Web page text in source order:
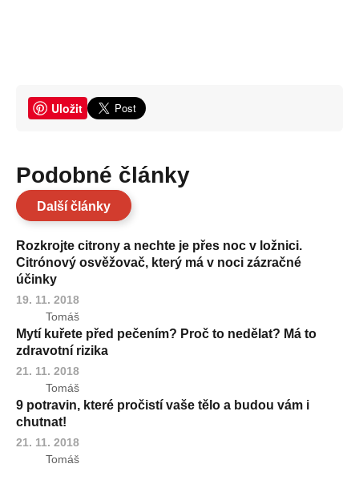
Uložit
Podobné články
Další články
Rozkrojte citrony a nechte je přes noc v ložnici.
Citrónový osvěžovač, který má v noci zázračné
účinky
19. 11. 2018
Tomáš
Mytí kuřete před pečením? Proč to nedělat? Má to
zdravotní rizika
21. 11. 2018
Tomáš
9 potravin, které pročistí vaše tělo a budou vám i
chutnat!
21. 11. 2018
Tomáš